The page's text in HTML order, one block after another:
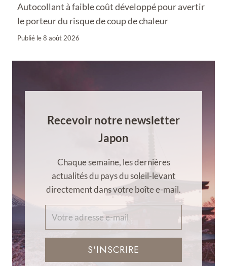
Autocollant à faible coût développé pour avertir
le porteur du risque de coup de chaleur
Publié le8 août 2026
Recevoir notre newsletter
Japon
Chaque semaine, les dernières
actualités du pays du soleil-levant
directement dans votre boîte e-mail.
S'INSCRIRE